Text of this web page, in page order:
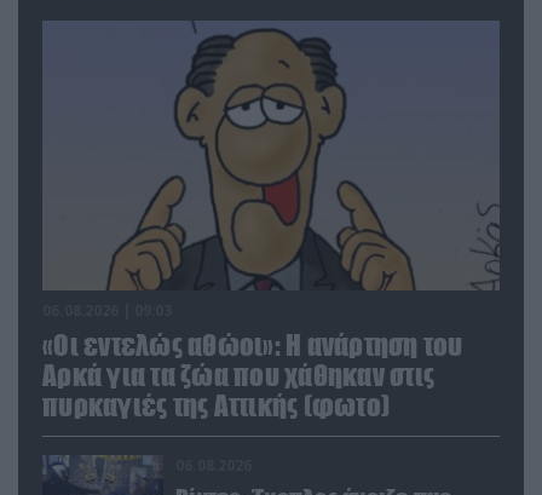
«Οι εντελώς αθώοι»: Η ανάρτηση του
Αρκά για τα ζώα που χάθηκαν στις
πυρκαγιές της Αττικής (φωτο)